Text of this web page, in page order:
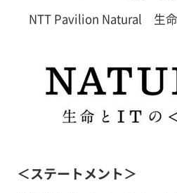
NTT Pavilion Natural 生
＜ステートメント＞